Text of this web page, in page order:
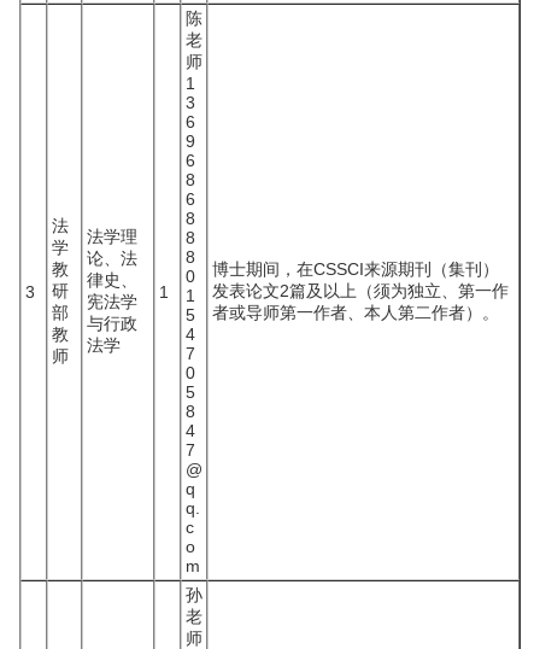
3
法
学
教
研
部
教
师
法学理
论、法
律史、
宪法学
与行政
法学
1
陈
老
师
1
3
6
9
6
8
6
8
8
8
0
1
5
4
7
0
5
8
4
7
@
q
q.
c
o
m
博士期间，在CSSCI来源期刊（集刊）
发表论文2篇及以上（须为独立、第一作
者或导师第一作者、本人第二作者）。
孙
老
师